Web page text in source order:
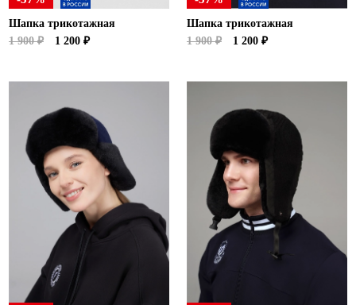
Шапка трикотажная
1 900 ₽
1 200 ₽
Шапка трикотажная
1 900 ₽
1 200 ₽